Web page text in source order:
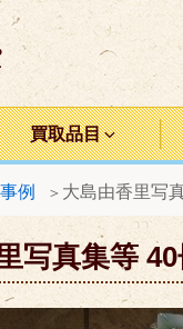
堂
買取品目
例 大島由香里写
写真集等